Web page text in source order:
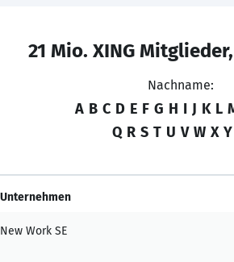
21 Mio. XING
Nachname:
A B C D E F G H I J K L
Q R S T U V W X Y
Unternehmen
New Work SE